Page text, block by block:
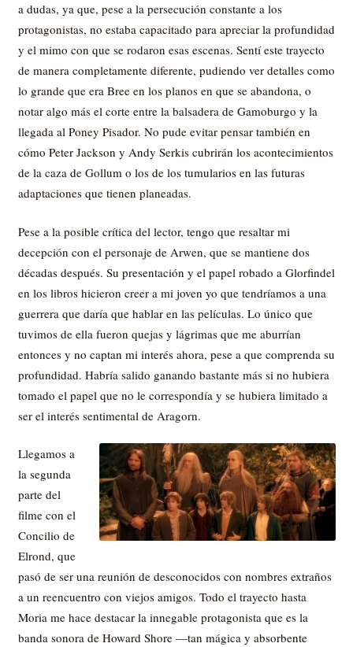
a dudas, ya que, pese a la persecución constante a los
protagonistas, no estaba capacitado para apreciar la profundidad
y el mimo con que se rodaron esas escenas. Sentí este trayecto
de manera completamente diferente, pudiendo ver detalles como
lo grande que era Bree en los planos en que se abandona, o
notar algo más el corte entre la balsadera de Gamoburgo y la
llegada al Poney Pisador. No pude evitar pensar también en
cómo Peter Jackson y Andy Serkis cubrirán los acontecimientos
de la caza de Gollum o los de los tumularios en las futuras
adaptaciones que tienen planeadas.
Pese a la posible crítica del lector, tengo que resaltar mi
decepción con el personaje de Arwen, que se mantiene dos
décadas después. Su presentación y el papel robado a Glorfindel
en los libros hicieron creer a mi joven yo que tendríamos a una
guerrera que daría que hablar en las películas. Lo único que
tuvimos de ella fueron quejas y lágrimas que me aburrían
entonces y no captan mi interés ahora, pese a que comprenda su
profundidad. Habría salido ganando bastante más si no hubiera
tomado el papel que no le correspondía y se hubiera limitado a
ser el interés sentimental de Aragorn.
Llegamos a
la segunda
parte del
filme con el
Concilio de
Elrond, que
pasó de ser una reunión de desconocidos con nombres extraños
a un reencuentro con viejos amigos. Todo el trayecto hasta
Moria me hace destacar la innegable protagonista que es la
banda sonora de Howard Shore —tan mágica y absorbente